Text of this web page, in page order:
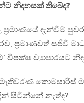
නිදහසක් තිබේද?
ප‍්‍රමාණයේ දැන්වීම්
ප‍්‍රමාණවත් සජීවී
විපක්ෂ ව්‍යාපාරයට
කොමසාරිස්
සිටින්නේ නැත්ද?